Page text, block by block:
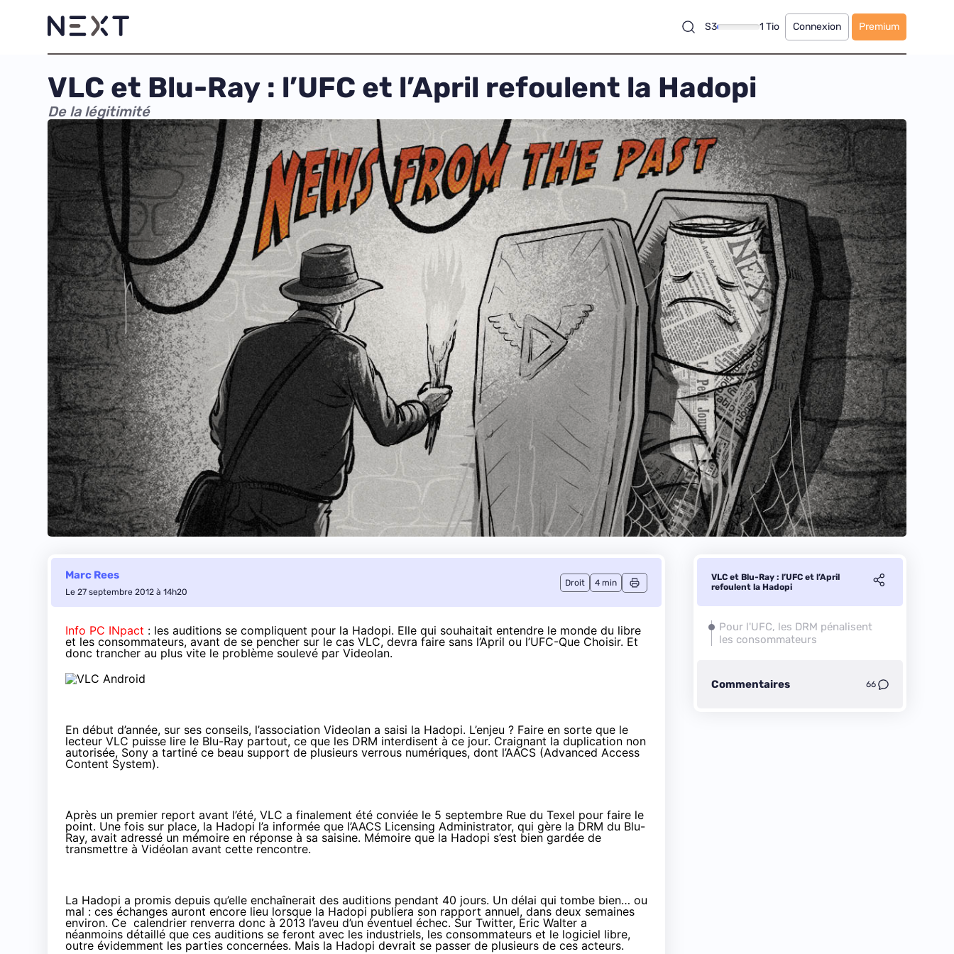
S3 1 Tio Connexion Premium
VLC et Blu-Ray : l’UFC et l’April refoulent la Hadopi
De la légitimité
Marc Rees
Le 27 septembre 2012 à 14h20
Droit 4 min
Info PC INpact : les auditions se compliquent pour la Hadopi. Elle qui souhaitait entendre le monde du libre
et les consommateurs, avant de se pencher sur le cas VLC, devra faire sans l’April ou l’UFC-Que Choisir. Et
donc trancher au plus vite le problème soulevé par Videolan.
En début d’année, sur ses conseils, l’association Videolan a saisi la Hadopi. L’enjeu ? Faire en sorte que le
lecteur VLC puisse lire le Blu-Ray partout, ce que les DRM interdisent à ce jour. Craignant la duplication non
autorisée, Sony a tartiné ce beau support de plusieurs verrous numériques, dont l’AACS (Advanced Access
Content System).
Après un premier report avant l’été, VLC a finalement été conviée le 5 septembre Rue du Texel pour faire le
point. Une fois sur place, la Hadopi l’a informée que l’AACS Licensing Administrator, qui gère la DRM du Blu-
Ray, avait adressé un mémoire en réponse à sa saisine. Mémoire que la Hadopi s’est bien gardée de
transmettre à Vidéolan avant cette rencontre.
La Hadopi a promis depuis qu’elle enchaînerait des auditions pendant 40 jours. Un délai qui tombe bien… ou
mal : ces échanges auront encore lieu lorsque la Hadopi publiera son rapport annuel, dans deux semaines
environ. Ce calendrier renverra donc à 2013 l’aveu d’un éventuel échec. Sur Twitter, Eric Walter a
néanmoins détaillé que ces auditions se feront avec les industriels, les consommateurs et le logiciel libre,
outre évidemment les parties concernées. Mais la Hadopi devrait se passer de plusieurs de ces acteurs.
VLC et Blu-Ray : l’UFC et l’April
refoulent la Hadopi
Pour l'UFC, les DRM pénalisent
les consommateurs
Commentaires 66